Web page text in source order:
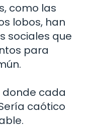
como las
lobos, han
sociales que
para
donde cada
caótico